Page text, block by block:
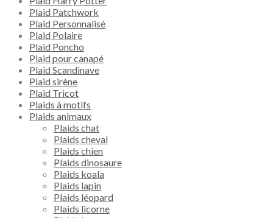
Plaid Patchwork
Plaid Personnalisé
Plaid Polaire
Plaid Poncho
Plaid pour canapé
Plaid Scandinave
Plaid sirène
Plaid Tricot
Plaids à motifs
Plaids animaux
Plaids chat
Plaids cheval
Plaids chien
Plaids dinosaure
Plaids koala
Plaids lapin
Plaids léopard
Plaids licorne